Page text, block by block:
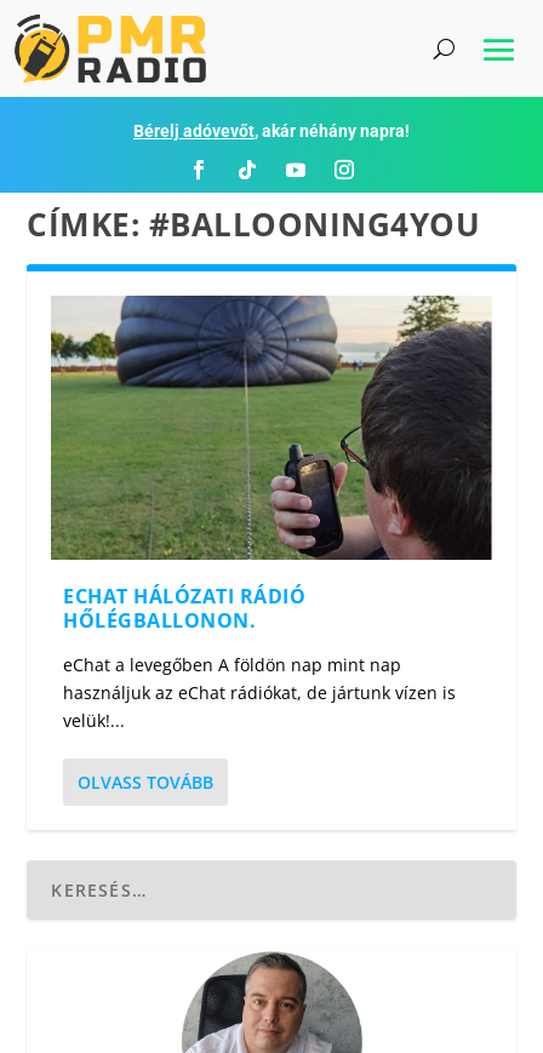
Bérelj adóvevőt, akár néhány napra!
CÍMKE: #BALLOONING4YOU
ECHAT HÁLÓZATI RÁDIÓ
HŐLÉGBALLONON.
eChat a levegőben A földön nap mint nap
használjuk az eChat rádiókat, de jártunk vízen is
velük!...
OLVASS TOVÁBB